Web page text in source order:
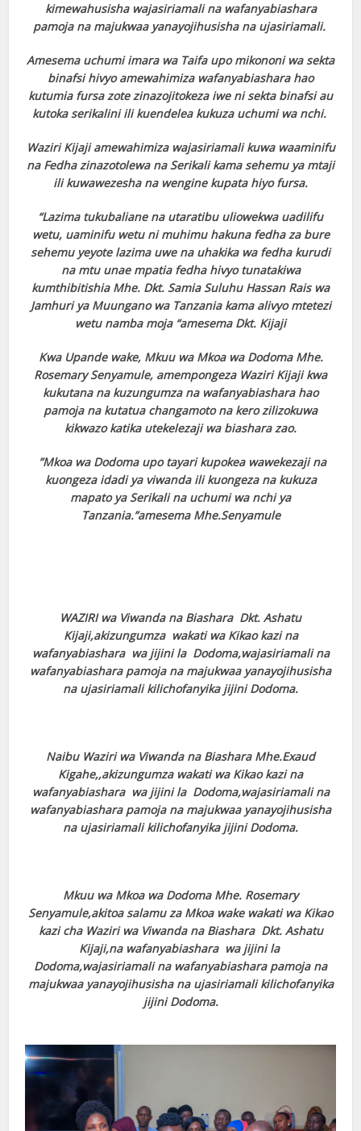
kimewahusisha wajasiriamali na wafanyabiashara
pamoja na majukwaa yanayojihusisha na ujasiriamali.
Amesema uchumi imara wa Taifa upo mikononi wa sekta
binafsi hivyo amewahimiza wafanyabiashara hao
kutumia fursa zote zinazojitokeza iwe ni sekta binafsi au
kutoka serikalini ili kuendelea kukuza uchumi wa nchi.
Waziri Kijaji amewahimiza wajasiriamali kuwa waaminifu
na Fedha zinazotolewa na Serikali kama sehemu ya mtaji
ili kuwawezesha na wengine kupata hiyo fursa.
“Lazima tukubaliane na utaratibu uliowekwa uadilifu
wetu, uaminifu wetu ni muhimu hakuna fedha za bure
sehemu yeyote lazima uwe na uhakika wa fedha kurudi
na mtu unae mpatia fedha hivyo tunatakiwa
kumthibitishia Mhe. Dkt. Samia Suluhu Hassan Rais wa
Jamhuri ya Muungano wa Tanzania kama alivyo mtetezi
wetu namba moja “amesema Dkt. Kijaji
Kwa Upande wake, Mkuu wa Mkoa wa Dodoma Mhe.
Rosemary Senyamule, amempongeza Waziri Kijaji kwa
kukutana na kuzungumza na wafanyabiashara hao
pamoja na kutatua changamoto na kero zilizokuwa
kikwazo katika utekelezaji wa biashara zao.
”Mkoa wa Dodoma upo tayari kupokea wawekezaji na
kuongeza idadi ya viwanda ili kuongeza na kukuza
mapato ya Serikali na uchumi wa nchi ya
Tanzania.”amesema Mhe.Senyamule
WAZIRI wa Viwanda na Biashara Dkt. Ashatu
Kijaji,akizungumza wakati wa Kikao kazi na
wafanyabiashara wa jijini la Dodoma,wajasiriamali na
wafanyabiashara pamoja na majukwaa yanayojihusisha
na ujasiriamali kilichofanyika jijini Dodoma.
Naibu Waziri wa Viwanda na Biashara Mhe.Exaud
Kigahe,,akizungumza wakati wa Kikao kazi na
wafanyabiashara wa jijini la Dodoma,wajasiriamali na
wafanyabiashara pamoja na majukwaa yanayojihusisha
na ujasiriamali kilichofanyika jijini Dodoma.
Mkuu wa Mkoa wa Dodoma Mhe. Rosemary
Senyamule,akitoa salamu za Mkoa wake wakati wa Kikao
kazi cha Waziri wa Viwanda na Biashara Dkt. Ashatu
Kijaji,na wafanyabiashara wa jijini la
Dodoma,wajasiriamali na wafanyabiashara pamoja na
majukwaa yanayojihusisha na ujasiriamali kilichofanyika
jijini Dodoma.